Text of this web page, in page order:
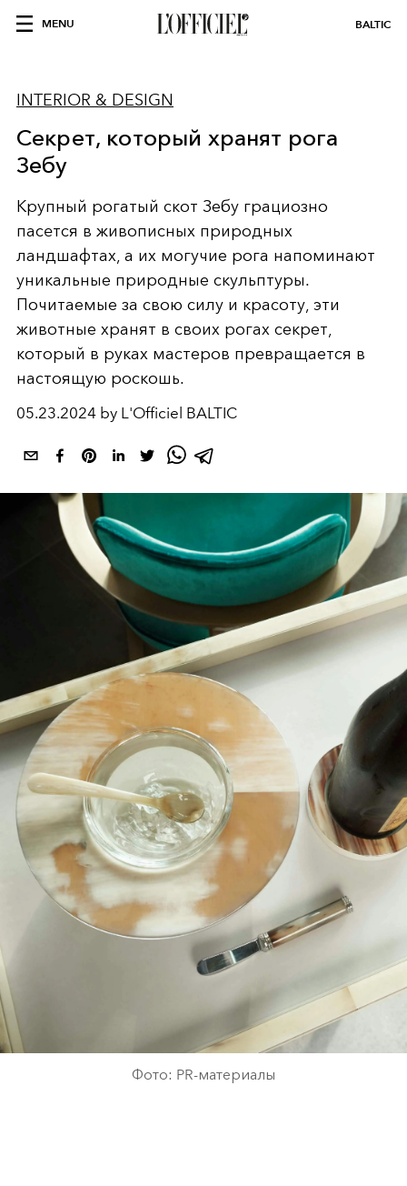
MENU BALTIC
INTERIOR & DESIGN
Секрет, который хранят рога
Зебу
Крупный рогатый скот Зебу грациозно
пасeтся в живописных природных
ландшафтах, а их могучие рога напоминают
уникальные природные скульптуры.
Почитаемые за свою силу и красоту, эти
животные хранят в своих рогах секрет,
который в руках мастеров превращается в
настоящую роскошь.
05.23.2024 by L'Officiel BALTIC
Фото: PR-материалы